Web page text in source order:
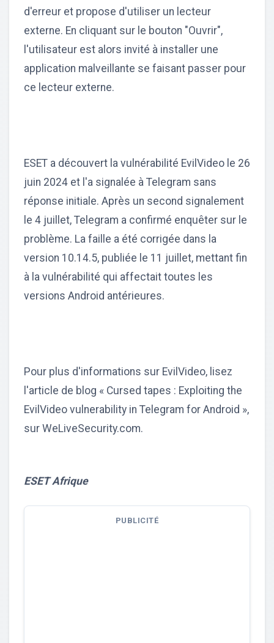
d'erreur et propose d'utiliser un lecteur
externe. En cliquant sur le bouton "Ouvrir",
l'utilisateur est alors invité à installer une
application malveillante se faisant passer pour
ce lecteur externe.
ESET a découvert la vulnérabilité EvilVideo le 26
juin 2024 et l'a signalée à Telegram sans
réponse initiale. Après un second signalement
le 4 juillet, Telegram a confirmé enquêter sur le
problème. La faille a été corrigée dans la
version 10.14.5, publiée le 11 juillet, mettant fin
à la vulnérabilité qui affectait toutes les
versions Android antérieures.
Pour plus d'informations sur EvilVideo, lisez
l'article de blog « Cursed tapes : Exploiting the
EvilVideo vulnerability in Telegram for Android »,
sur WeLiveSecurity.com.
ESET Afrique
PUBLICITÉ